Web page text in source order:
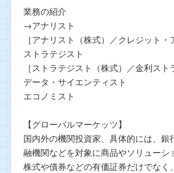
業務の紹介
→アナリスト
［アナリスト（株式）／クレジット
ストラテジスト
［ストラテジスト（株式）／金利ス
データ・サイエンティスト
エコノミスト
【グローバルマーケッツ】
国内外の機関投資家、具体的には、
融機関などを対象に商品やソリューシ
株式や債券などの有価証券だけでな